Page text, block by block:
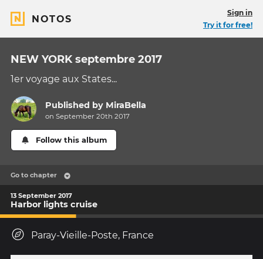
NOTOS
Sign in
Try it for free!
NEW YORK septembre 2017
1er voyage aux States...
Published by MiraBella
on September 20th 2017
Follow this album
Go to chapter
13 September 2017
Harbor lights cruise
Paray-Vieille-Poste, France